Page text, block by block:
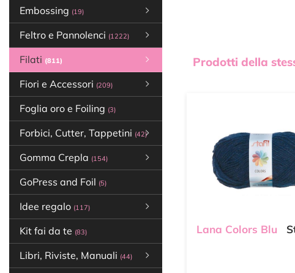
Embossing (19)
Feltro e Pannolenci (1222)
Filati (811)
Fiori e Accessori (209)
Foglia oro e Foiling (3)
Forbici, Cutter, Tappetini (42)
Gomma Crepla (154)
GoPress and Foil (5)
Idee regalo (117)
Kit fai da te (83)
Libri, Riviste, Manuali (44)
Prodotti della
Lana Colors Blu